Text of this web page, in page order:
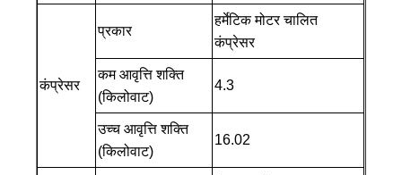
कंप्रेसर
प्रकार
हर्मेटिक मोटर चालित
कंप्रेसर
कम आवृत्ति शक्ति
(किलोवाट)
4.3
उच्च आवृत्ति शक्ति
(किलोवाट)
16.02